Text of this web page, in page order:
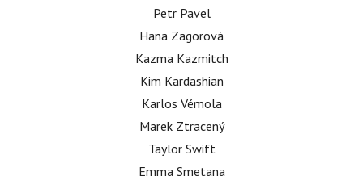
Petr Pavel
Hana Zagorová
Kazma Kazmitch
Kim Kardashian
Karlos Vémola
Marek Ztracený
Taylor Swift
Emma Smetana